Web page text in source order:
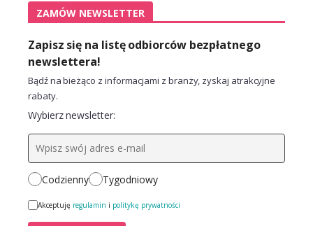
ZAMÓW NEWSLETTER
Zapisz się na listę odbiorców bezpłatnego
newslettera!
Bądź na bieżąco z informacjami z branży, zyskaj atrakcyjne
rabaty.
Wybierz newsletter:
Codzienny Tygodniowy
Akceptuję regulamin i politykę prywatności